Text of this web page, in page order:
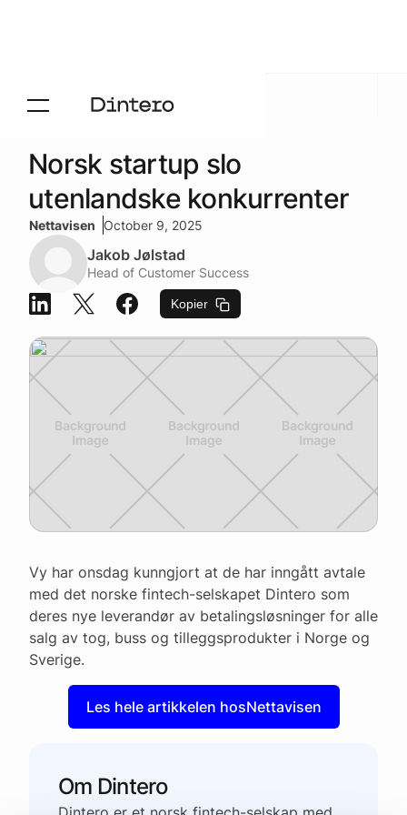
Aktuelt Presse
Norsk startup slo
utenlandske konkurrenter
Nettavisen October 9, 2025
Jakob Jølstad
Head of Customer Success
Kopier
Vy har onsdag kunngjort at de har inngått avtale
med det norske fintech-selskapet Dintero som
deres nye leverandør av betalingsløsninger for alle
salg av tog, buss og tilleggsprodukter i Norge og
Sverige.
Les hele artikkelen hosNettavisen
Om Dintero